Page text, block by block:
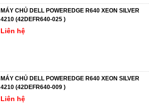
MÁY CHỦ DELL POWEREDGE R640 XEON SILVER
4210 (42DEFR640-025 )
Liên hệ
MÁY CHỦ DELL POWEREDGE R640 XEON SILVER
4210 (42DEFR640-009 )
Liên hệ